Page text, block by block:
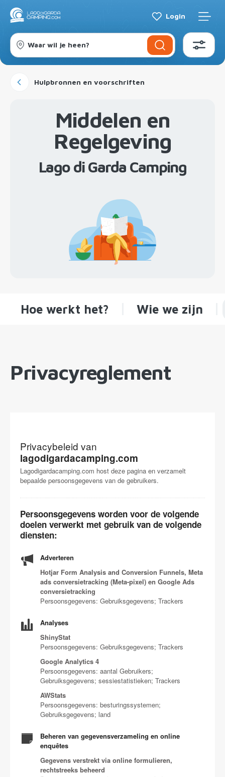
Login
Waar wil je heen?
Hulpbronnen en voorschriften
Middelen en
Regelgeving
Lago di Garda Camping
Hoe werkt het? Wie we zijn
Privacyreglement